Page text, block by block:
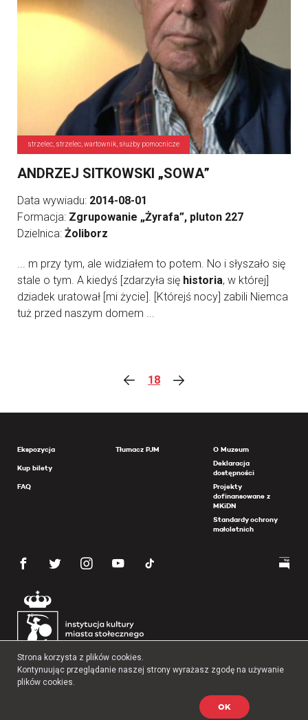
strzelec, strzelec, wartownik, służby pomocnicze
ANDRZEJ SITKOWSKI „SOWA”
Data wywiadu: 2014-08-01
Formacja: Zgrupowanie „Żyrafa”, pluton 227
Dzielnica: Żoliborz
... m przy tym, ale widziałem to potem. No i słyszało się
stale o tym. A kiedyś [zdarzyła się historia, w której]
dziadek uratował [mi życie]. [Którejś nocy] zabili Niemca
tuż przed naszym domem ...
18
Ekspozycja
Kup bilety
FAQ
Tłumacz PJM
O Muzeum
Deklaracja
dostępności
Projekty
dofinansowane z
MKiDN
Standardy ochrony
małoletnich
Copyright 2026 Muzeum Powstania Warszawskiego
Strona korzysta z plików cookies.
Kontynuując przeglądanie naszej strony wyrażasz zgodę na używanie
plików cookies.
OK